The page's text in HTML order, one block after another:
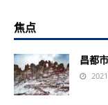
焦点
昌都